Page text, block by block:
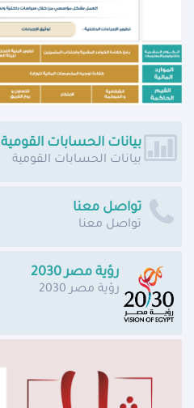
بيانات الحسابات القومية
بيانات الحسابات القومية
تواصل معنا
تواصل معنا
رؤية مصر 2030
رؤية مصر 2030